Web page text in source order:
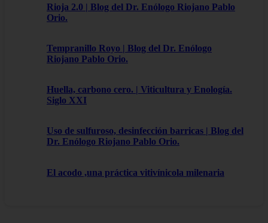
Rioja 2.0 | Blog del Dr. Enólogo Riojano Pablo
Orio.
Tempranillo Royo | Blog del Dr. Enólogo
Riojano Pablo Orio.
Huella, carbono cero. | Viticultura y Enología.
Siglo XXI
Uso de sulfuroso, desinfección barricas | Blog del
Dr. Enólogo Riojano Pablo Orio.
El acodo ,una práctica vitivínicola milenaria